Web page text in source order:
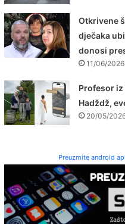
Otkrivene
dječaka
donosi
11/06/2026
Profesor iz
Hadždž,
20/05/
Preuzmite android